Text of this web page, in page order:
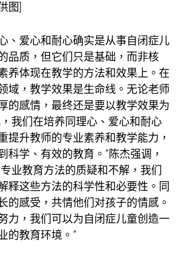
图]
、爱心和耐心确实是从事自闭症儿
品质，但它们只是基础，而非核
养体现在教学的方法和效果上。在
域，教学效果是生命线。无论老师
的感情，最终还是要以教学效果为
我们在培养同理心、爱心和耐心
提升教师的专业素养和教学能力，
科学、有效的教育。”陈杰强调，
业教育方法的质疑和不解，我们
释这些方法的科学性和必要性。同
的感受，共情他们对孩子的情感。
力，我们可以为自闭症儿童创造一
的教育环境。”